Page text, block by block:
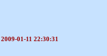
2009-01-11 22:30:31